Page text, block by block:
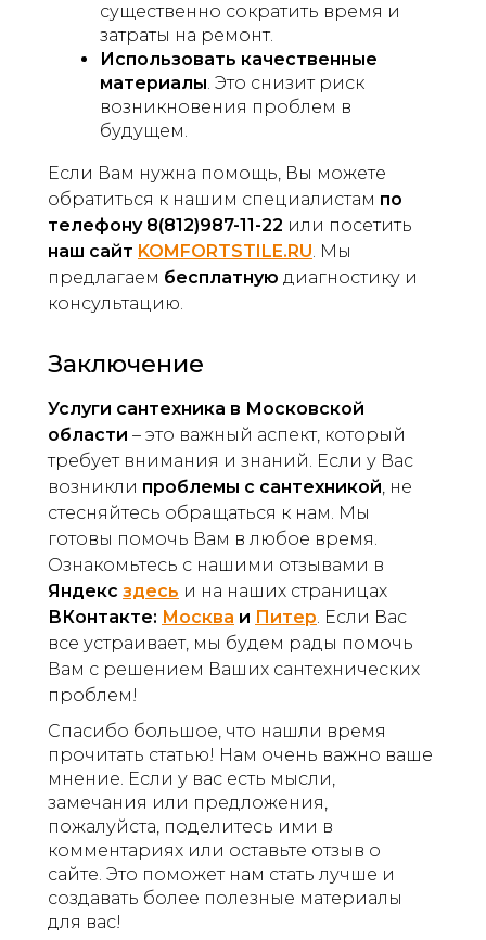
существенно сократить время и
затраты на ремонт.
Использовать качественные
материалы. Это снизит риск
возникновения проблем в
будущем.
Если Вам нужна помощь, Вы можете
обратиться к нашим специалистам по
телефону 8(812)987-11-22 или посетить
наш сайт KOMFORTSTILE.RU. Мы
предлагаем бесплатную диагностику и
консультацию.
Заключение
Услуги сантехника в Московской
области – это важный аспект, который
требует внимания и знаний. Если у Вас
возникли проблемы с сантехникой, не
стесняйтесь обращаться к нам. Мы
готовы помочь Вам в любое время.
Ознакомьтесь с нашими отзывами в
Яндекс здесь и на наших страницах
ВКонтакте: Москва и Питер. Если Вас
все устраивает, мы будем рады помочь
Вам с решением Ваших сантехнических
проблем!
Спасибо большое, что нашли время
прочитать статью! Нам очень важно ваше
мнение. Если у вас есть мысли,
замечания или предложения,
пожалуйста, поделитесь ими в
комментариях или оставьте отзыв о
сайте. Это поможет нам стать лучше и
создавать более полезные материалы
для вас!